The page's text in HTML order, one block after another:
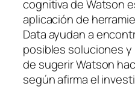
cognitiva de Watson
aplicación de
Data ayudan a
posibles soluciones
de sugerir Watson
según afirma el